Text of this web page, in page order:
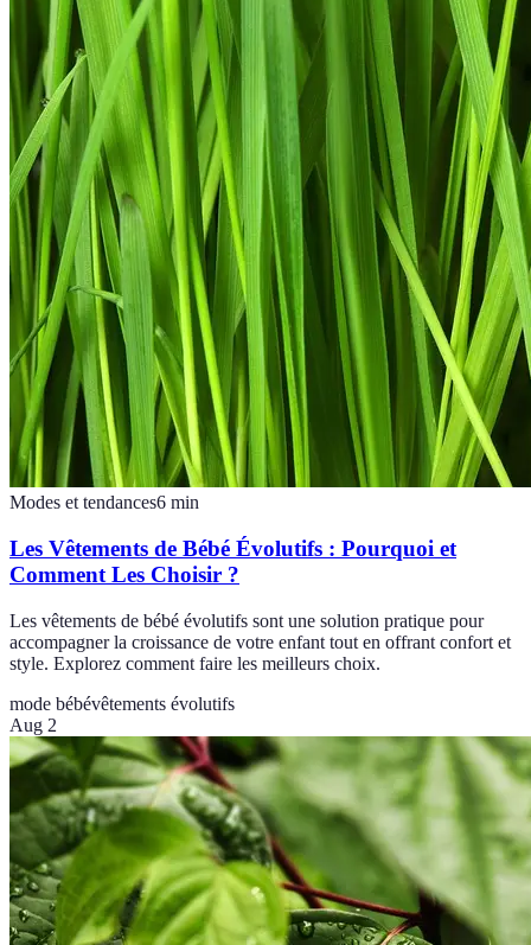
Modes et tendances6 min
Les Vêtements de Bébé Évolutifs : Pourquoi et
Comment Les Choisir ?
Les vêtements de bébé évolutifs sont une solution pratique pour
accompagner la croissance de votre enfant tout en offrant confort et
style. Explorez comment faire les meilleurs choix.
mode bébévêtements évolutifs
Aug 2